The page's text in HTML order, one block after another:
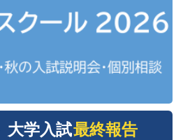
大学入試最終報告